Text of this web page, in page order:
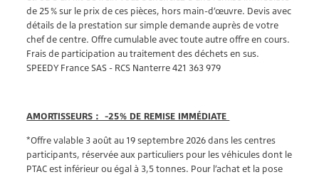
de 25 % sur le prix de ces pièces, hors main-d’œuvre. Devis avec
détails de la prestation sur simple demande auprès de votre
chef de centre. Offre cumulable avec toute autre offre en cours.
Frais de participation au traitement des déchets en sus.
SPEEDY France SAS - RCS Nanterre 421 363 979
AMORTISSEURS : -25% DE REMISE IMMÉDIATE
*Offre valable 3 août au 19 septembre 2026 dans les centres
participants, réservée aux particuliers pour les véhicules dont le
PTAC est inférieur ou égal à 3,5 tonnes. Pour l’achat et la pose